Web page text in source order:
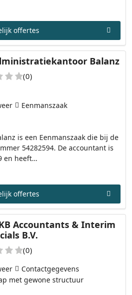
offertes
Balanz
(0)
is een Eenmanszaak die bij de
54282594. De accountant is
en heeft…
Eenmanszaak
offertes
Accountants & Interim
B.V.
(0)
Contactgegevens
met gewone structuur